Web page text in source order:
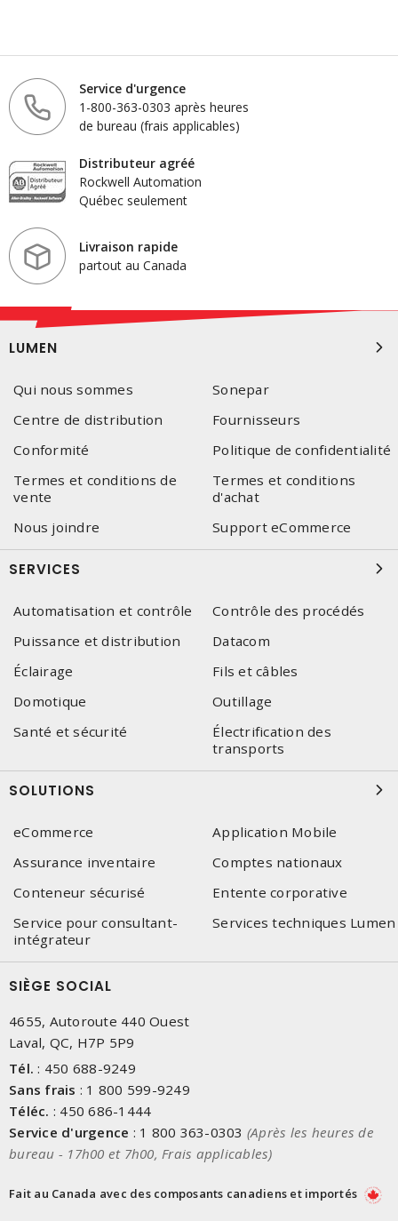
Service d'urgence
1-800-363-0303 après heures
de bureau (frais applicables)
Distributeur agréé
Rockwell Automation
Québec seulement
Livraison rapide
partout au Canada
LUMEN
Qui nous sommes
Sonepar
Centre de distribution
Fournisseurs
Conformité
Politique de confidentialité
Termes et conditions de
vente
Termes et conditions
d'achat
Nous joindre
Support eCommerce
SERVICES
Automatisation et contrôle
Contrôle des procédés
Puissance et distribution
Datacom
Éclairage
Fils et câbles
Domotique
Outillage
Santé et sécurité
Électrification des
transports
SOLUTIONS
eCommerce
Application Mobile
Assurance inventaire
Comptes nationaux
Conteneur sécurisé
Entente corporative
Service pour consultant-
intégrateur
Services techniques Lumen
SIÈGE SOCIAL
4655, Autoroute 440 Ouest
Laval, QC, H7P 5P9
Tél. : 450 688-9249
Sans frais : 1 800 599-9249
Téléc. : 450 686-1444
Service d'urgence : 1 800 363-0303 (Après les heures de
bureau - 17h00 et 7h00, Frais applicables)
Fait au Canada avec des composants canadiens et importés